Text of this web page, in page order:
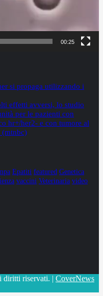
00:25
si propaga utilizzando i
effetti avversi, lo studio
per le pazienti con
hr+/her2- e con tumore al
(mtnbc)
Epatiti featured Genetica
vaccini Veterinaria video
diritti riservati. | CoverNews